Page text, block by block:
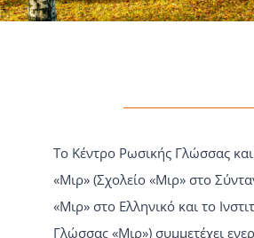
Το Κέντρο Ρωσικής Γλώσσας
«Μιρ» (Σχολείο «Μιρ» στο
«Μιρ» στο Ελληνικό και το
Γλώσσας «Μιρ») συμμετέχει